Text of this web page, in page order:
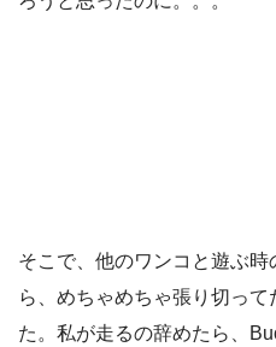
そこで、他のワンコと遊ぶ
ら、めちゃめちゃ張り切っ
た。私が走るの辞めたら、